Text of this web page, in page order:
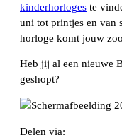
kinderhorloges te
uni tot printjes en van
horloge komt jouw
Heb jij al een nieuwe
geshopt?
Delen via: